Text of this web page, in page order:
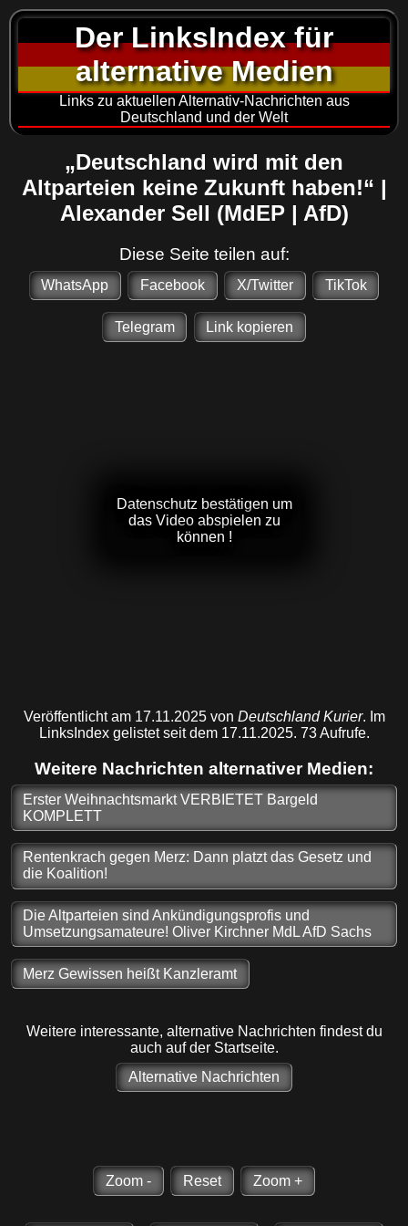
Der LinksIndex für
alternative Medien
Links zu aktuellen Alternativ-Nachrichten aus
Deutschland und der Welt
„Deutschland wird mit den
Altparteien keine Zukunft haben!“ |
Alexander Sell (MdEP | AfD)
Diese Seite teilen auf:
WhatsApp Facebook X/Twitter TikTok
Telegram Link kopieren
Datenschutz bestätigen um
das Video abspielen zu
können !
Veröffentlicht am 17.11.2025 von Deutschland Kurier. Im
LinksIndex gelistet seit dem 17.11.2025. 73 Aufrufe.
Weitere Nachrichten alternativer Medien:
Erster Weihnachtsmarkt VERBIETET Bargeld
KOMPLETT
Rentenkrach gegen Merz: Dann platzt das Gesetz und
die Koalition!
Die Altparteien sind Ankündigungsprofis und
Umsetzungsamateure! Oliver Kirchner MdL AfD Sachs
Merz Gewissen heißt Kanzleramt
Weitere interessante, alternative Nachrichten findest du
auch auf der Startseite.
Alternative Nachrichten
Zoom - Reset Zoom +